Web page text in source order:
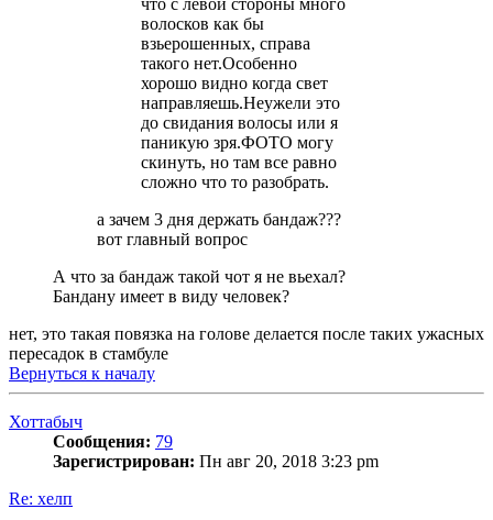
что с левой стороны много
волосков как бы
взьерошенных, справа
такого нет.Особенно
хорошо видно когда свет
направляешь.Неужели это
до свидания волосы или я
паникую зря.ФОТО могу
скинуть, но там все равно
сложно что то разобрать.
а зачем 3 дня держать бандаж???
вот главный вопрос
А что за бандаж такой чот я не вьехал?
Бандану имеет в виду человек?
нет, это такая повязка на голове делается после таких ужасных
пересадок в стамбуле
Вернуться к началу
Хоттабыч
Сообщения: 79
Зарегистрирован: Пн авг 20, 2018 3:23 pm
Re: хелп